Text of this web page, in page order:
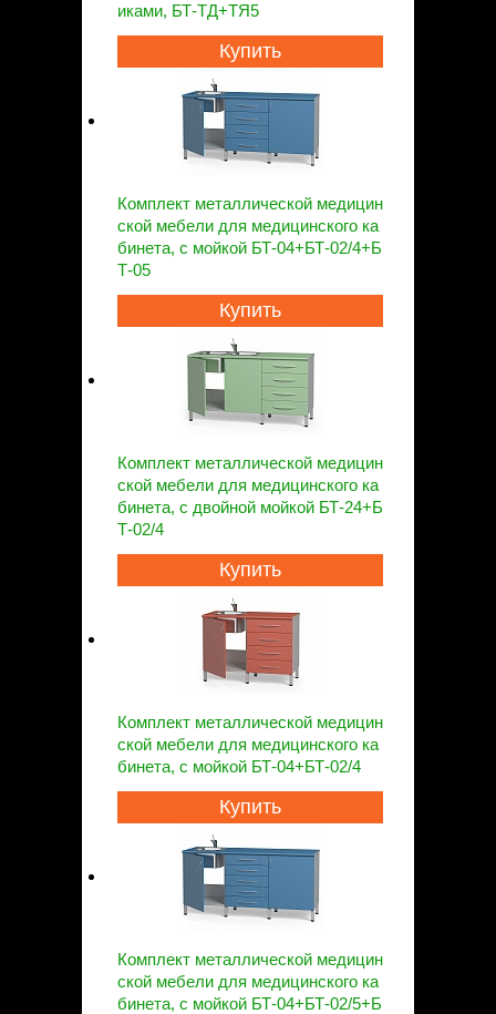
иками, БТ-ТД+ТЯ5
Купить
Комплект металлической медицин
ской мебели для медицинского ка
бинета, с мойкой БТ-04+БТ-02/4+Б
Т-05
Купить
Комплект металлической медицин
ской мебели для медицинского ка
бинета, с двойной мойкой БТ-24+Б
Т-02/4
Купить
Комплект металлической медицин
ской мебели для медицинского ка
бинета, с мойкой БТ-04+БТ-02/4
Купить
Комплект металлической медицин
ской мебели для медицинского ка
бинета, с мойкой БТ-04+БТ-02/5+Б